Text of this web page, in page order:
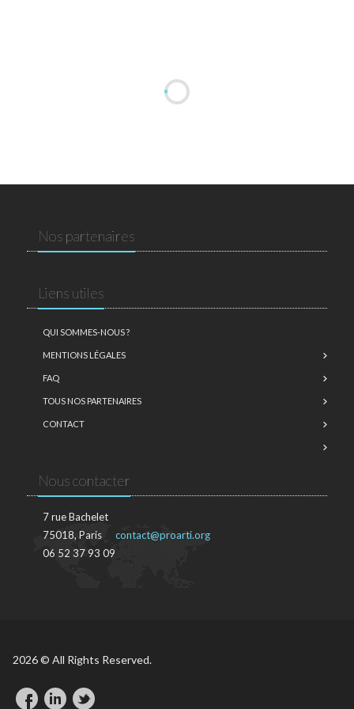
Nos partenaires
Liens utiles
QUI SOMMES-NOUS ?
MENTIONS LÉGALES
FAQ
TOUS NOS PARTENAIRES
CONTACT
Nous contacter
7 rue Bachelet
75018, Paris
06 52 37 93 09
contact@proarti.org
2026 © All Rights Reserved.